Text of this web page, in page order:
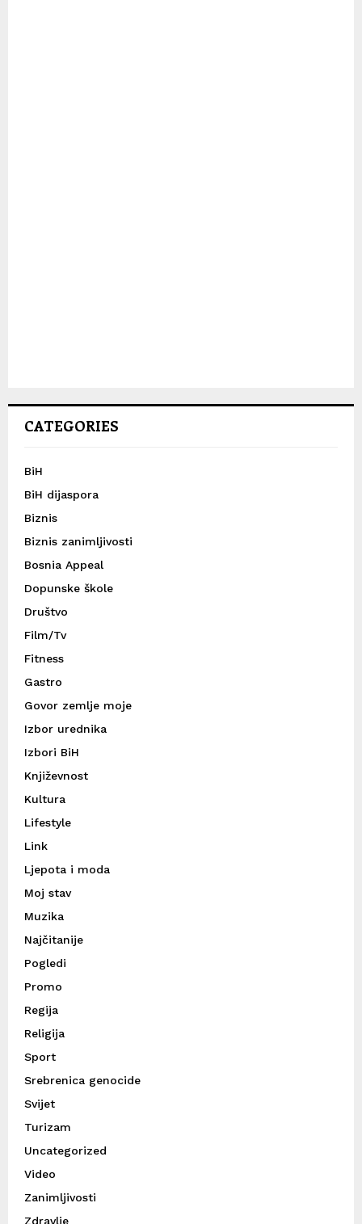
CATEGORIES
BiH
BiH dijaspora
Biznis
Biznis zanimljivosti
Bosnia Appeal
Dopunske škole
Društvo
Film/Tv
Fitness
Gastro
Govor zemlje moje
Izbor urednika
Izbori BiH
Književnost
Kultura
Lifestyle
Link
Ljepota i moda
Moj stav
Muzika
Najčitanije
Pogledi
Promo
Regija
Religija
Sport
Srebrenica genocide
Svijet
Turizam
Uncategorized
Video
Zanimljivosti
Zdravlje